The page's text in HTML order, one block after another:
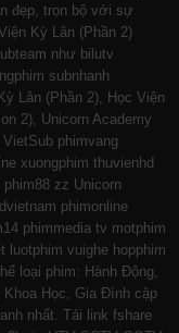
đẹp, trọn bộ với sự
Kỳ Lân (Phần 2)
như bilutv
subnhanh
Lân (Phần 2), Học Viện
2), Unicorn Academy
VietSub phimvang
xuongphim thuvienhd
phim88 zz Unicorn
phimonline
phimmedia tv motphim
luotphim vuighe hopphim
loại phim: Hành Động,
Học, Gia Đình cập
nhất. Tải link fshare